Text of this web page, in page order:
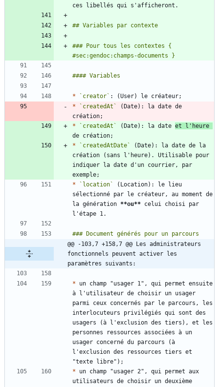
### Pour tous les contextes {
* `creator`
*
`createdAt`
(Date): la date de
*
`createdAt` (Date): la date
*
`createdAtDate`
(Date): la date de la
création (sans l'heure). Utilisable pour
indiquer la date d'un courrier, par
*
`location`
(Location): le lieu
sélectionné par le créateur, au moment de
la génération **ou** celui choisi par
@@ -103,7 +158,7 @@ Les administrateurs
fonctionnels peuvent activer les
paramètres suivants:
* un champ "usager 1", qui permet ensuite
à l'utilisateur de choisir un usager
parmi ceux concernés par le parcours, les
interlocuteurs privilégiés qui sont des
usagers (à l'exclusion des tiers), et les
personnes ressources associées à un
usager concerné du parcours (à
l'exclusion des ressources tiers et
* un champ "usager 2", qui permet aux
utilisateurs de choisir un deuxième